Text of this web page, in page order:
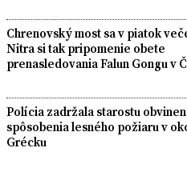
Chrenovský most sa v piatok
Nitra si tak pripomenie obete
prenasledovania Falun Gongu v
Polícia zadržala starostu
spôsobenia lesného požiaru v
Grécku